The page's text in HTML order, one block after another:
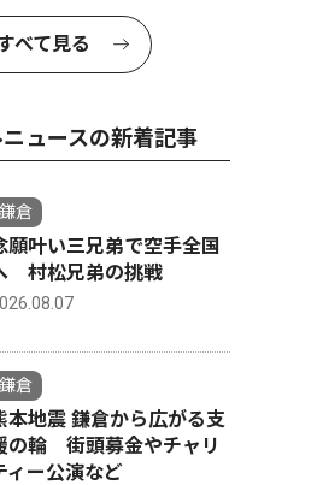
明
べて見る
ュースの新着記事
鎌倉
願叶い三兄弟で空手全国
村松兄弟の挑戦
鎌倉
本地震 鎌倉から広がる支
の輪 街頭募金やチャリ
ィー公演など